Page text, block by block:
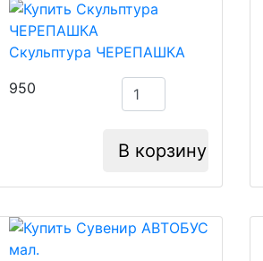
Скульптура ЧЕРЕПАШКА
950
В корзину